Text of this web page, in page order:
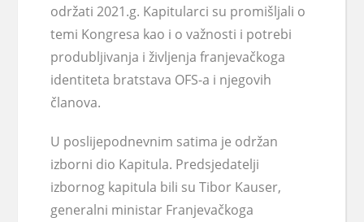
održati 2021.g. Kapitularci su promišljali o
temi Kongresa kao i o važnosti i potrebi
produbljivanja i življenja franjevačkoga
identiteta bratstava OFS-a i njegovih
članova.
U poslijepodnevnim satima je održan
izborni dio Kapitula. Predsjedatelji
izbornog kapitula bili su Tibor Kauser,
generalni ministar Franjevačkoga